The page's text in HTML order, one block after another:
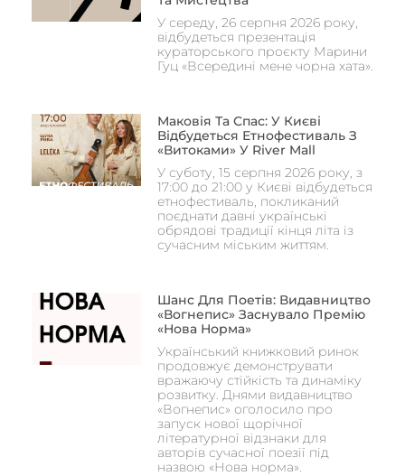
У середу, 26 серпня 2026 року,
відбудеться презентація
кураторського проєкту Марини
Гуц «Всередині мене чорна хата».
Маковія Та Спас: У Києві
Відбудеться Етнофестиваль З
«Витоками» У River Mall
У суботу, 15 серпня 2026 року, з
17:00 до 21:00 у Києві відбудеться
етнофестиваль, покликаний
поєднати давні українські
обрядові традиції кінця літа із
сучасним міським життям.
Шанс Для Поетів: Видавництво
«Вогнепис» Заснувало Премію
«Нова Норма»
Український книжковий ринок
продовжує демонструвати
вражаючу стійкість та динаміку
розвитку. Днями видавництво
«Вогнепис» оголосило про
запуск нової щорічної
літературної відзнаки для
авторів сучасної поезії під
назвою «Нова норма».